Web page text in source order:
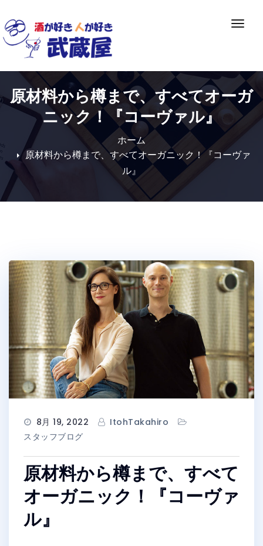
to
content
ナ
ー
シ
ョ
ン
切
り
替
原材料から樽まで、すべてオーガ
ニック！『コーヴァル』
ホーム
原材料から樽まで、すべてオーガニック！『コーヴァ
ル』
8月 19, 2022
ItohTakahiro
スタッフブログ
原材料から樽まで、すべて
オーガニック！『コーヴァ
ル』